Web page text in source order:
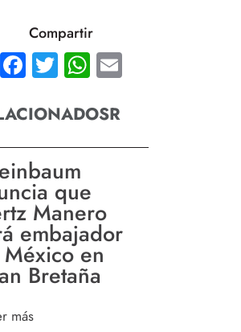
Compartir
Facebook
TwitterWhatsApp
que
Manero
embajador
en
Bretaña
más